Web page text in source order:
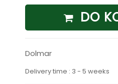
DO
Dolmar
Delivery time : 3 - 5 weeks